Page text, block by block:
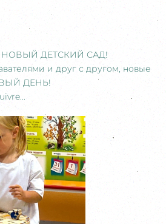
ДЕТСКИЙ САД!
и друг с другом, новые
ДЕНЬ!